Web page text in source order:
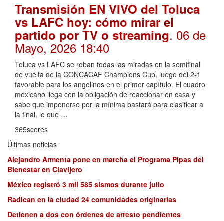
Transmisión EN VIVO del Toluca
vs LAFC hoy: cómo mirar el
partido por TV o streaming. 06 de
Mayo, 2026 18:40
Toluca vs LAFC se roban todas las miradas en la semifinal
de vuelta de la CONCACAF Champions Cup, luego del 2-1
favorable para los angelinos en el primer capítulo. El cuadro
mexicano llega con la obligación de reaccionar en casa y
sabe que imponerse por la mínima bastará para clasificar a
la final, lo que …
365scores
Últimas noticias
Alejandro Armenta pone en marcha el Programa Pipas del
Bienestar en Clavijero
México registró 3 mil 585 sismos durante julio
Radican en la ciudad 24 comunidades originarias
Detienen a dos con órdenes de arresto pendientes